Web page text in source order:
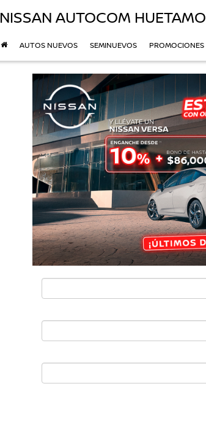
NISSAN AUTOCOM HUETAMO
AUTOS NUEVOS SEMINUEVOS PROMOCIONES